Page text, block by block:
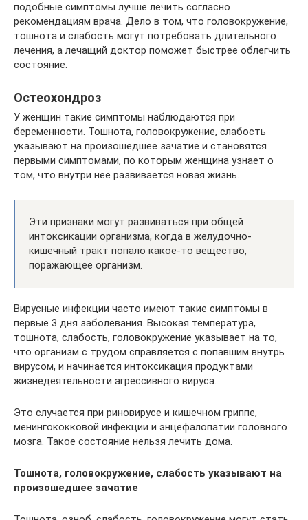
подобные симптомы лучше лечить согласно
рекомендациям врача. Дело в том, что головокружение,
тошнота и слабость могут потребовать длительного
лечения, а лечащий доктор поможет быстрее облегчить
состояние.
Остеохондроз
У женщин такие симптомы наблюдаются при
беременности. Тошнота, головокружение, слабость
указывают на произошедшее зачатие и становятся
первыми симптомами, по которым женщина узнает о
том, что внутри нее развивается новая жизнь.
Эти признаки могут развиваться при общей
интоксикации организма, когда в желудочно-
кишечный тракт попало какое-то вещество,
поражающее организм.
Вирусные инфекции часто имеют такие симптомы в
первые 3 дня заболевания. Высокая температура,
тошнота, слабость, головокружение указывает на то,
что организм с трудом справляется с попавшим внутрь
вирусом, и начинается интоксикация продуктами
жизнедеятельности агрессивного вируса.
Это случается при риновирусе и кишечном гриппе,
менингококковой инфекции и энцефалопатии головного
мозга. Такое состояние нельзя лечить дома.
Тошнота, головокружение, слабость указывают на
произошедшее зачатие